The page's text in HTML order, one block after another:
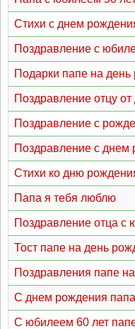
Стихи с днем
Поздравление с
Подарки папе на
Поздравление отцу
Поздравление с
Поздравление с днем
Стихи ко дню
Папа я тебя люблю
Поздравление отца с
Тост папе на день
Поздравления папе
С днем рождения
С юбилеем 60 лет